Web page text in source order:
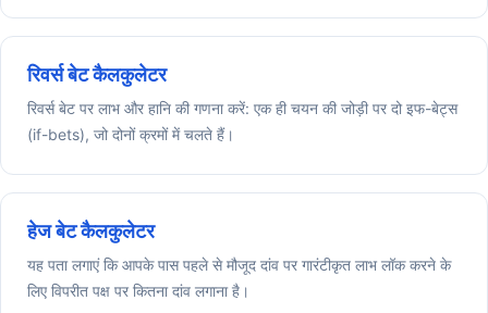
रिवर्स बेट कैलकुलेटर
रिवर्स बेट पर लाभ और हानि की गणना करें: एक ही चयन की जोड़ी पर दो इफ-बेट्स
(if-bets), जो दोनों क्रमों में चलते हैं।
हेज बेट कैलकुलेटर
यह पता लगाएं कि आपके पास पहले से मौजूद दांव पर गारंटीकृत लाभ लॉक करने के
लिए विपरीत पक्ष पर कितना दांव लगाना है।